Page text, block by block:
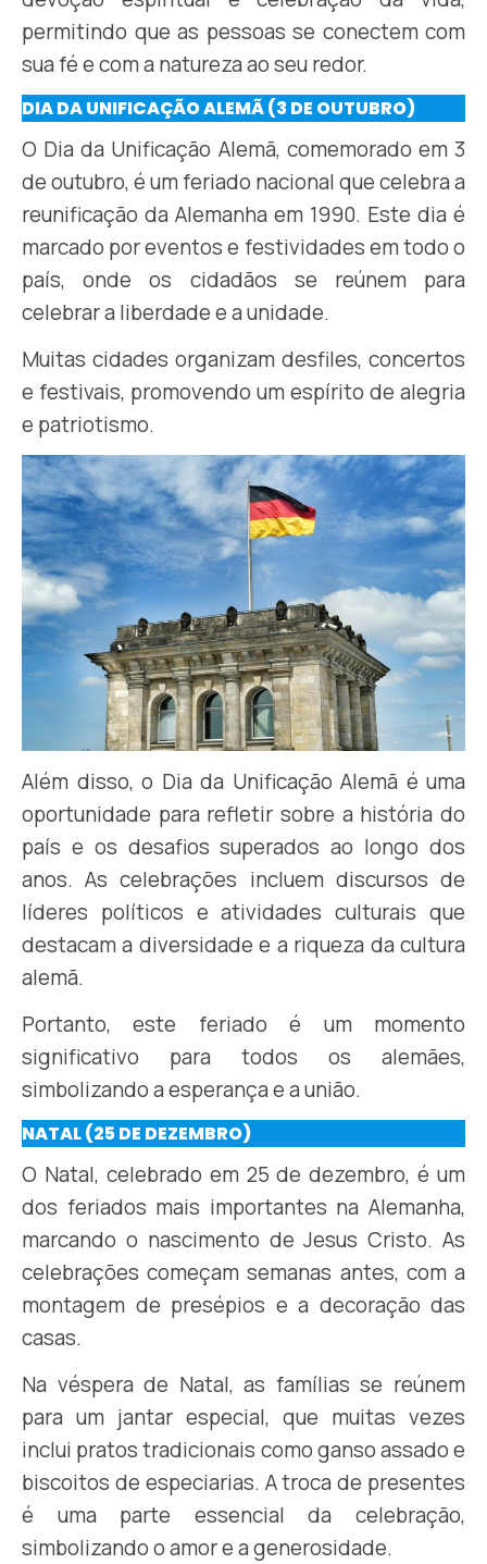
permitindo que as pessoas se conectem com
sua fé e com a natureza ao seu redor.
DIA DA UNIFICAÇÃO ALEMÃ (3 DE OUTUBRO)
O Dia da Unificação Alemã, comemorado em 3
de outubro, é um feriado nacional que celebra a
reunificação da Alemanha em 1990. Este dia é
marcado por eventos e festividades em todo o
país, onde os cidadãos se reúnem para
celebrar a liberdade e a unidade.
Muitas cidades organizam desfiles, concertos
e festivais, promovendo um espírito de alegria
e patriotismo.
Além disso, o Dia da Unificação Alemã é uma
oportunidade para refletir sobre a história do
país e os desafios superados ao longo dos
anos. As celebrações incluem discursos de
líderes políticos e atividades culturais que
destacam a diversidade e a riqueza da cultura
alemã.
Portanto, este feriado é um momento
significativo para todos os alemães,
simbolizando a esperança e a união.
NATAL (25 DE DEZEMBRO)
O Natal, celebrado em 25 de dezembro, é um
dos feriados mais importantes na Alemanha,
marcando o nascimento de Jesus Cristo. As
celebrações começam semanas antes, com a
montagem de presépios e a decoração das
casas.
Na véspera de Natal, as famílias se reúnem
para um jantar especial, que muitas vezes
inclui pratos tradicionais como ganso assado e
biscoitos de especiarias. A troca de presentes
é uma parte essencial da celebração,
simbolizando o amor e a generosidade.